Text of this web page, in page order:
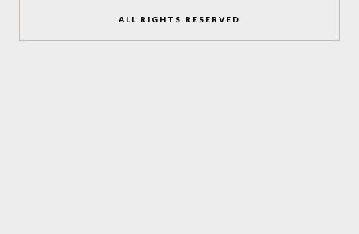
ALL RIGHTS RESERVED